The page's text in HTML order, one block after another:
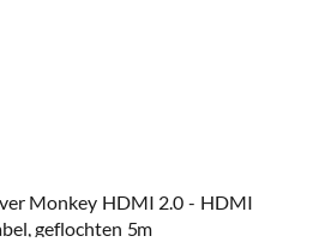
Monkey HDMI 2.0 - HDMI
geflochten 5m